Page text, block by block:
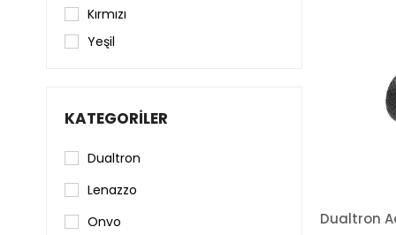
Kırmızı
Yeşil
KATEGORILER
Dualtron
Lenazzo
Onvo